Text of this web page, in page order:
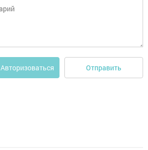
Авторизоваться Отправить